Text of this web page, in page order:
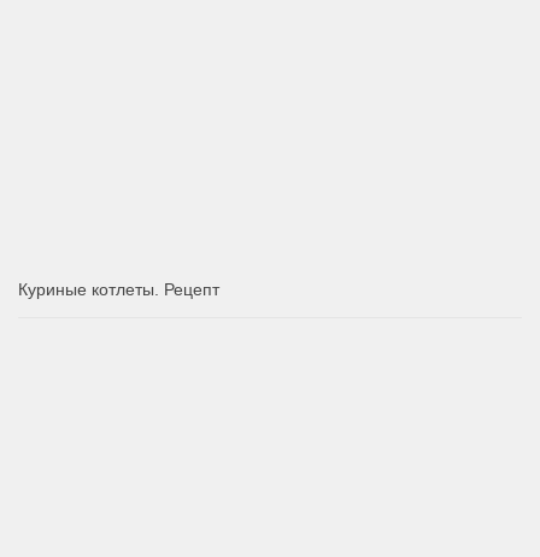
Куриные котлеты. Рецепт